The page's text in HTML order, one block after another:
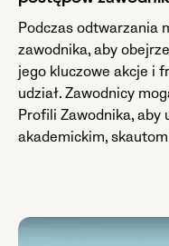
Podczas odtwarzania
zawodnika, aby
jego kluczowe akcje i
udział. Zawodnicy
Profili Zawodnika,
akademickim,